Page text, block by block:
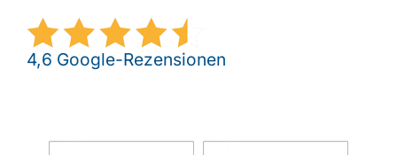
4,6 Google-Rezensionen